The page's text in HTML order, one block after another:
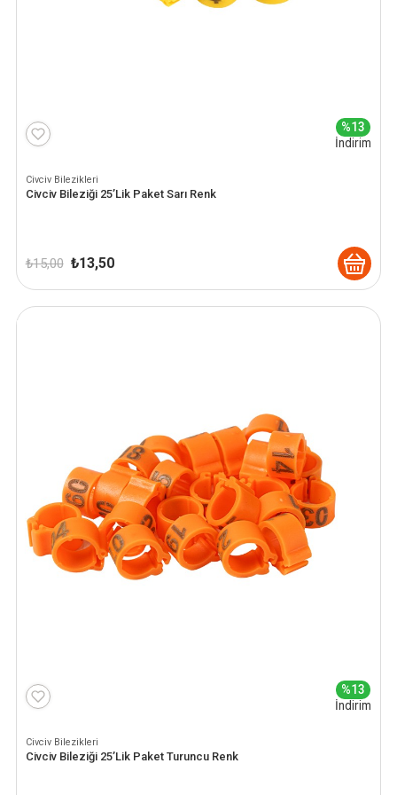
%13
İndirim
Civciv Bilezikleri
Civciv Bileziği 25’Lik Paket Sarı Renk
₺15,00 Orijinal
₺ 15,00.
₺13,50Şu
fiyat:
₺ 13,50.
%13
İndirim
Civciv Bilezikleri
Civciv Bileziği 25’Lik Paket Turuncu Renk